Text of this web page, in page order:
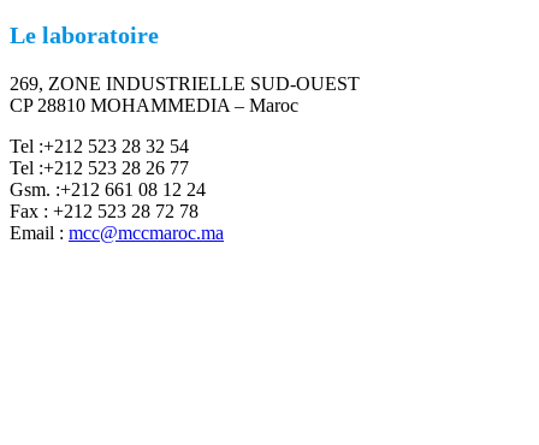
Le laboratoire
269, ZONE INDUSTRIELLE SUD-OUEST
CP 28810 MOHAMMEDIA – Maroc
Tel :+212 523 28 32 54
Tel :+212 523 28 26 77
Gsm. :+212 661 08 12 24
Fax : +212 523 28 72 78
Email : mcc@mccmaroc.ma